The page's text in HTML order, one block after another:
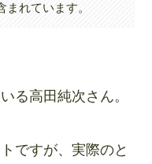
れています。
る高田純次さん。
ですが、実際のと